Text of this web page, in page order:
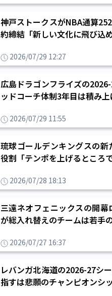
神戸ストークスがNBA通算
約締結「新しい文化に飛び込
2026/07/29 12:27
広島ドラゴンフライズの
ッドコーチ体制3年目は積み
2026/07/29 11:55
琉球ゴールデンキングスの
役割「テンポを上げるところ
2026/07/28 18:13
三遠ネオフェニックスの開
が総入れ替えのチームは若手
2026/07/27 16:37
レバンガ北海道の2026-27シ
指すは悲願のチャンピオンシ